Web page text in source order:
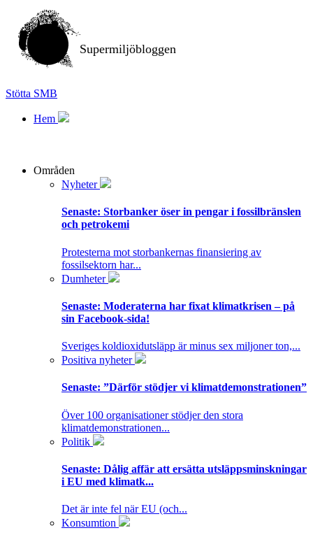
Supermiljöbloggen
Stötta SMB
Hem
Områden
Nyheter
Senaste: Storbanker öser in pengar i fossilbränslen
och petrokemi
Protesterna mot storbankernas finansiering av
fossilsektorn har...
Dumheter
Senaste: Moderaterna har fixat klimatkrisen – på
sin Facebook-sida!
Sveriges koldioxidutsläpp är minus sex miljoner ton,...
Positiva nyheter
Senaste: ”Därför stödjer vi klimatdemonstrationen”
Över 100 organisationer stödjer den stora
klimatdemonstrationen...
Politik
Senaste: Dålig affär att ersätta utsläppsminskningar
i EU med klimatk...
Det är inte fel när EU (och...
Konsumtion